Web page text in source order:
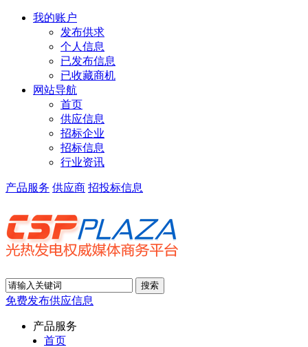
我的账户
发布供求
个人信息
已发布信息
已收藏商机
网站导航
首页
供应信息
招标企业
招标信息
行业资讯
产品服务 供应商 招投标信息
免费发布供应信息
产品服务
首页